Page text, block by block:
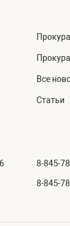
Все
Статьи
8-845-
8-845-